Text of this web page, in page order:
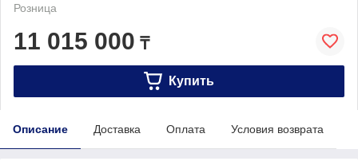
Розница
11 015 000 ₸
Купить
Описание Доставка Оплата Условия возврата